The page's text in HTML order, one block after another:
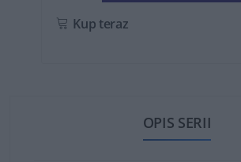
Kup teraz
OPIS SERII